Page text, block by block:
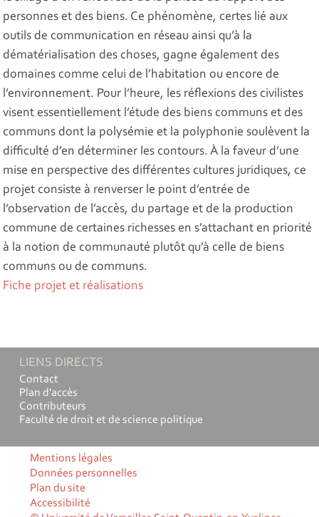
personnes et des biens. Ce phénomène, certes lié aux
outils de communication en réseau ainsi qu’à la
dématérialisation des choses, gagne également des
domaines comme celui de l’habitation ou encore de
l’environnement. Pour l’heure, les réflexions des civilistes
visent essentiellement l’étude des biens communs et des
communs dont la polysémie et la polyphonie soulèvent la
difficulté d’en déterminer les contours. À la faveur d’une
mise en perspective des différentes cultures juridiques, ce
projet consiste à renverser le point d’entrée de
l’observation de l’accès, du partage et de la production
commune de certaines richesses en s’attachant en priorité
à la notion de communauté plutôt qu’à celle de biens
communs ou de communs.
Fiche projet et réalisations
LIENS DIRECTS
Contact
Plan d'accès
Contributeurs
Faculté de droit et de science politique
Mentions légales
Données personnelles
Plan du site
Accessibilité